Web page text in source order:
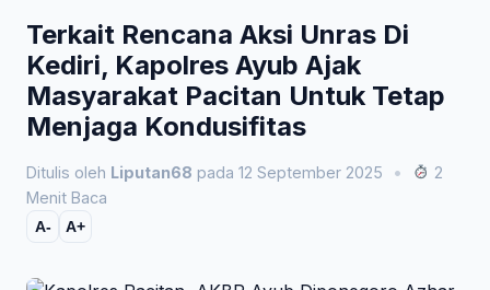
Terkait Rencana Aksi Unras Di
Kediri, Kapolres Ayub Ajak
Masyarakat Pacitan Untuk Tetap
Menjaga Kondusifitas
Ditulis oleh Liputan68 pada 12 September 2025 •
2
Menit Baca
A- A+